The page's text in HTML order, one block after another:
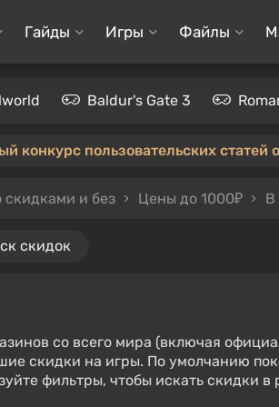
Гайды Игры Файлы
Baldur's Gate 3
конкурс пользовательских статей
скидками и без Цены до 1000₽ В
скидок
со всего мира (включая
скидки на игры. По умолчанию
фильтры, чтобы искать скидки в